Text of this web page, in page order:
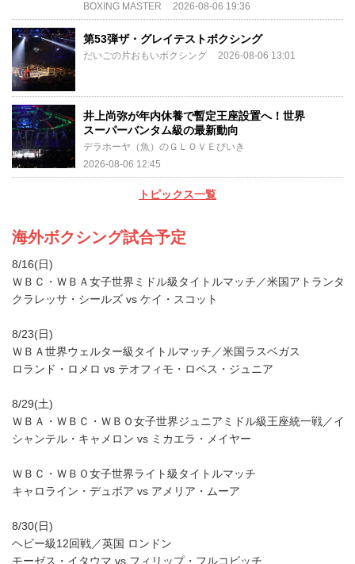
BOXING MASTER 2026-08-06 19:36
第53弾ザ・グレイテストボクシング
だいごの片おもいボクシング 2026-08-06 13:01
井上尚弥が年内休養で暫定王座設置へ！世界
スーパーバンタム級の最新動向
デラホーヤ（魚）のＧＬＯＶＥびいき
2026-08-06 12:45
トピックス一覧
海外ボクシング試合予定